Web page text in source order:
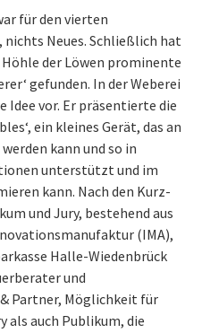
für den vierten
nichts Neues. Schließlich hat
der Löwen prominente
gefunden. In der Weberei
Idee vor. Er präsentierte die
ein kleines Gerät, das an
kann und so in
unterstützt und im
kann. Nach den Kurz-
und Jury, bestehend aus
(IMA),
Halle-Wiedenbrück
und
Partner, Möglichkeit für
als auch Publikum, die